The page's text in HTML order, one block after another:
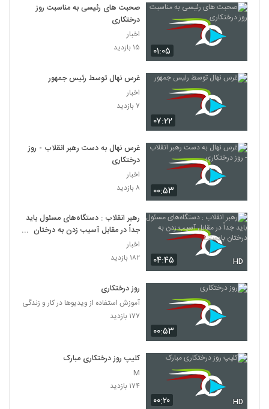
۰۱:۰۵
صحبت‌ های رئیسی به مناسبت روز
درختکاری
اخبار
۱۵ بازدید
۰۷:۲۲
غرس نهال توسط رئیس‌ جمهور
اخبار
۷ بازدید
۰۰:۵۳
غرس نهال به دست رهبر انقلاب - روز
درختکاری
اخبار
۸ بازدید
۰۴:۴۵ HD
رهبر انقلاب : دستگاه‌های مسئول باید
جداً در مقابل آسیب زدن به درختان
بایستند
اخبار
۱۸۲ بازدید
۰۰:۵۳
روز درختکاری
آموزش استفاده از ویدیوها در کار و زندگی
۱۷۷ بازدید
۰۰:۲۰ HD
کلیپ روز درختکاری مبارک
M
۱۷۴ بازدید